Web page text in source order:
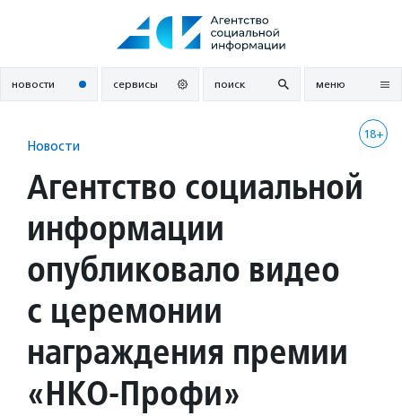
новости сервисы поиск меню
18+
Новости
Агентство социальной
информации
опубликовало видео
с церемонии
награждения премии
«НКО-Профи»